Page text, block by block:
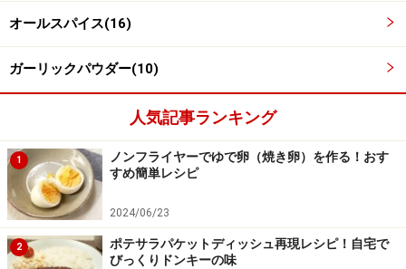
オールスパイス(16)
ガーリックパウダー(10)
人気記事ランキング
1
ノンフライヤーでゆで卵（焼き卵）を作る！おす
すめ簡単レシピ
2024/06/23
2
ポテサラパケットディッシュ再現レシピ！自宅で
びっくりドンキーの味